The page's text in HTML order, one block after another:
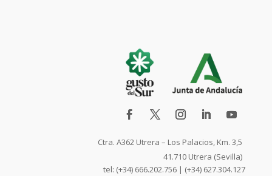
Ctra. A362 Utrera – Los Palacios, Km. 3,5
41.710 Utrera (Sevilla)
tel: (+34) 666.202.756 | (+34) 627.304.127